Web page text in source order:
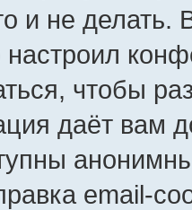
и не делать.
настроил
чтобы
даёт вам
email-